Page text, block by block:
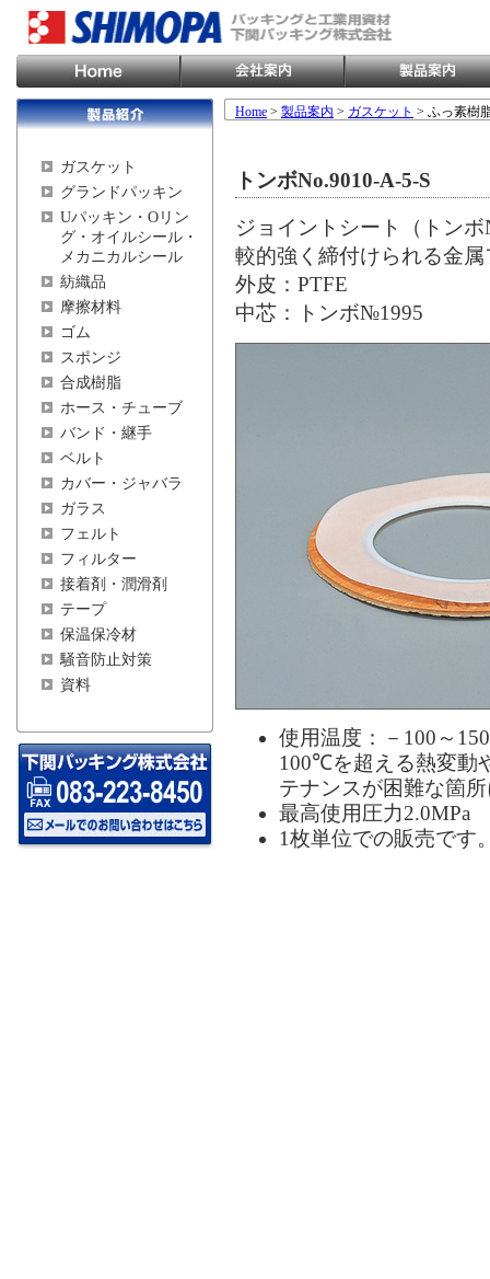
ガスケット
グランドパッキン
Uパッキン・Oリン
グ・オイルシール・
メカニカルシール
紡織品
摩擦材料
ゴム
スポンジ
合成樹脂
ホース・チューブ
バンド・継手
ベルト
カバー・ジャバラ
ガラス
フェルト
フィルター
接着剤・潤滑剤
テープ
保温保冷材
騒音防止対策
資料
Home > 製品案内 > ガスケット > ふっ素樹
トンボNo.9010-A-5-S
ジョイントシート（トン
較的強く締付けられる金
外皮：PTFE
中芯：トンボ№1995
使用温度：－100～
100℃を超える熱変動
テナンスが困難な箇
最高使用圧力2.0MPa
1枚単位での販売です